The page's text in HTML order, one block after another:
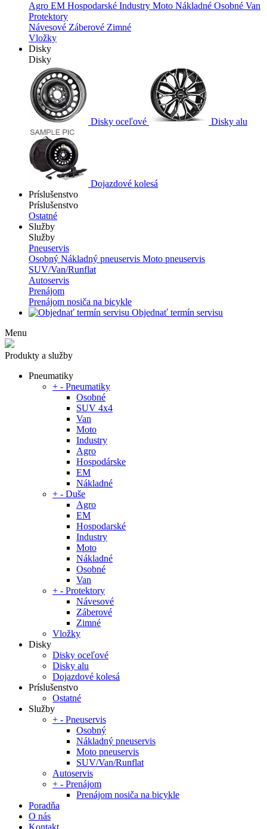
Agro EM Hospodarské Industry Moto Nákladné Osobné Van
Protektory
Návesové Záberové Zimné
Vložky
Disky
Disky
Disky oceľové Disky alu
Dojazdové kolesá
Príslušenstvo
Príslušenstvo
Ostatné
Služby
Služby
Pneuservis
Osobný Nákladný pneuservis Moto pneuservis
SUV/Van/Runflat
Autoservis
Prenájom
Prenájom nosiča na bicykle
Objednať termín servisu
Menu
Produkty a služby
Pneumatiky
+ - Pneumatiky
Osobné
SUV 4x4
Van
Moto
Industry
Agro
Hospodárske
EM
Nákladné
+ - Duše
Agro
EM
Hospodarské
Industry
Moto
Nákladné
Osobné
Van
+ - Protektory
Návesové
Záberové
Zimné
Vložky
Disky
Disky oceľové
Disky alu
Dojazdové kolesá
Príslušenstvo
Ostatné
Služby
+ - Pneuservis
Osobný
Nákladný pneuservis
Moto pneuservis
SUV/Van/Runflat
Autoservis
+ - Prenájom
Prenájom nosiča na bicykle
Poradňa
O nás